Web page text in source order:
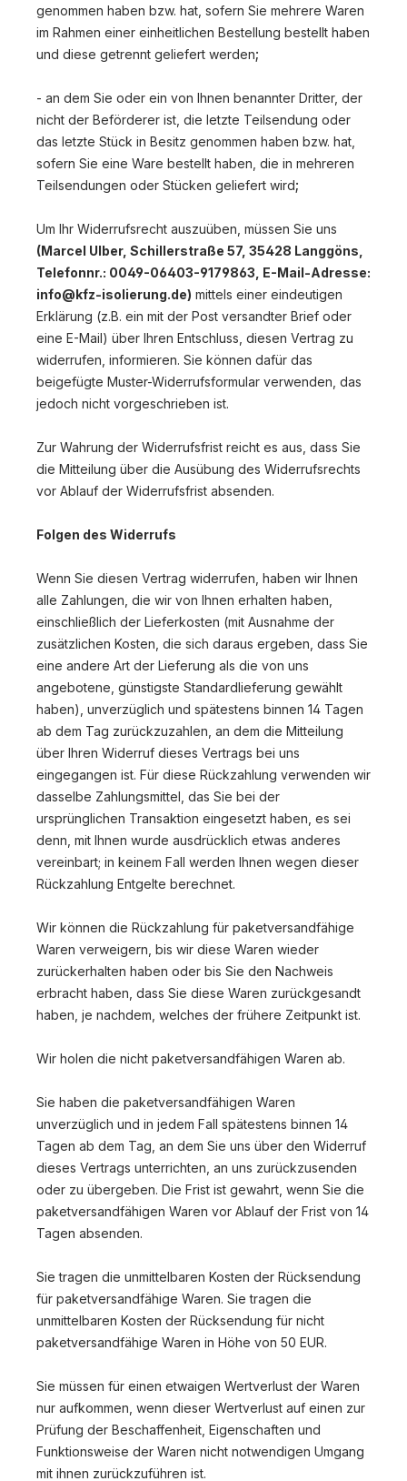
genommen haben bzw. hat, sofern Sie mehrere Waren
im Rahmen einer einheitlichen Bestellung bestellt haben
und diese getrennt geliefert werden;
- an dem Sie oder ein von Ihnen benannter Dritter, der
nicht der Beförderer ist, die letzte Teilsendung oder
das letzte Stück in Besitz genommen haben bzw. hat,
sofern Sie eine Ware bestellt haben, die in mehreren
Teilsendungen oder Stücken geliefert wird;
Um Ihr Widerrufsrecht auszuüben, müssen Sie uns
(Marcel Ulber, Schillerstraße 57, 35428 Langgöns,
Telefonnr.: 0049-06403-9179863, E-Mail-Adresse:
info@kfz-isolierung.de) mittels einer eindeutigen
Erklärung (z.B. ein mit der Post versandter Brief oder
eine E-Mail) über Ihren Entschluss, diesen Vertrag zu
widerrufen, informieren. Sie können dafür das
beigefügte Muster-Widerrufsformular verwenden, das
jedoch nicht vorgeschrieben ist.
Zur Wahrung der Widerrufsfrist reicht es aus, dass Sie
die Mitteilung über die Ausübung des Widerrufsrechts
vor Ablauf der Widerrufsfrist absenden.
Folgen des Widerrufs
Wenn Sie diesen Vertrag widerrufen, haben wir Ihnen
alle Zahlungen, die wir von Ihnen erhalten haben,
einschließlich der Lieferkosten (mit Ausnahme der
zusätzlichen Kosten, die sich daraus ergeben, dass Sie
eine andere Art der Lieferung als die von uns
angebotene, günstigste Standardlieferung gewählt
haben), unverzüglich und spätestens binnen 14 Tagen
ab dem Tag zurückzuzahlen, an dem die Mitteilung
über Ihren Widerruf dieses Vertrags bei uns
eingegangen ist. Für diese Rückzahlung verwenden wir
dasselbe Zahlungsmittel, das Sie bei der
ursprünglichen Transaktion eingesetzt haben, es sei
denn, mit Ihnen wurde ausdrücklich etwas anderes
vereinbart; in keinem Fall werden Ihnen wegen dieser
Rückzahlung Entgelte berechnet.
Wir können die Rückzahlung für paketversandfähige
Waren verweigern, bis wir diese Waren wieder
zurückerhalten haben oder bis Sie den Nachweis
erbracht haben, dass Sie diese Waren zurückgesandt
haben, je nachdem, welches der frühere Zeitpunkt ist.
Wir holen die nicht paketversandfähigen Waren ab.
Sie haben die paketversandfähigen Waren
unverzüglich und in jedem Fall spätestens binnen 14
Tagen ab dem Tag, an dem Sie uns über den Widerruf
dieses Vertrags unterrichten, an uns zurückzusenden
oder zu übergeben. Die Frist ist gewahrt, wenn Sie die
paketversandfähigen Waren vor Ablauf der Frist von 14
Tagen absenden.
Sie tragen die unmittelbaren Kosten der Rücksendung
für paketversandfähige Waren. Sie tragen die
unmittelbaren Kosten der Rücksendung für nicht
paketversandfähige Waren in Höhe von 50 EUR.
Sie müssen für einen etwaigen Wertverlust der Waren
nur aufkommen, wenn dieser Wertverlust auf einen zur
Prüfung der Beschaffenheit, Eigenschaften und
Funktionsweise der Waren nicht notwendigen Umgang
mit ihnen zurückzuführen ist.